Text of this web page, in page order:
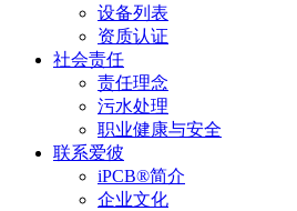
设备列表
资质认证
社会责任
责任理念
污水处理
职业健康与安全
联系爱彼
iPCB®简介
企业文化